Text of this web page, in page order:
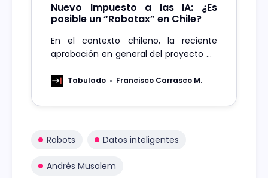
Nuevo Impuesto a las IA: ¿Es
posible un “Robotax” en Chile?
En el contexto chileno, la reciente
aprobación en general del proyecto de
Comisión de Futuro de la Cámara de
importante a nivel local. Empleos IA:
Tabulado Francisco Carrasco M.
Robots Datos inteligentes
Andrés Musalem